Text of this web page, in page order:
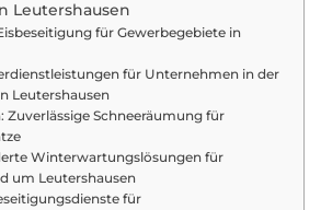
Leutershausen
für Gewerbegebiete in
für Unternehmen in der
Leutershausen
Zuverlässige Schneeräumung für
Winterwartungslösungen für
um Leutershausen
für